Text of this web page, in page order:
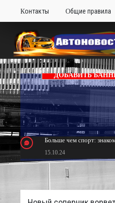
Контакты Общие правила
ДОБАВИТЬ
Больше чем спорт:
15.10.24
Тюнинг Mitsubishi